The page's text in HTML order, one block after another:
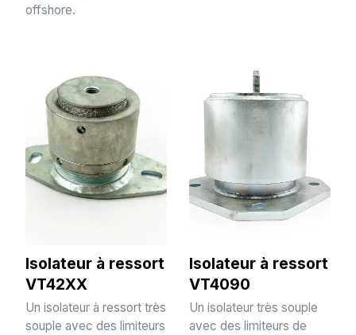
offshore.
Isolateur à ressort
VT42XX
Un isolateur à ressort très
souple avec des limiteurs
Isolateur à ressort
VT4090
Un isolateur très souple
avec des limiteurs de